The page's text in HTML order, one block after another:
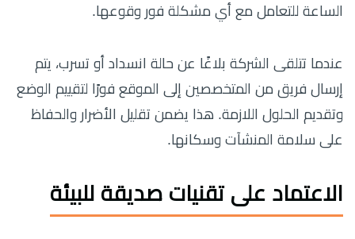
الساعة للتعامل مع أي مشكلة فور وقوعها.
عندما تتلقى الشركة بلاغًا عن حالة انسداد أو تسرب، يتم
إرسال فريق من المتخصصين إلى الموقع فورًا لتقييم الوضع
وتقديم الحلول اللازمة. هذا يضمن تقليل الأضرار والحفاظ
على سلامة المنشآت وسكانها.
الاعتماد على تقنيات صديقة للبيئة